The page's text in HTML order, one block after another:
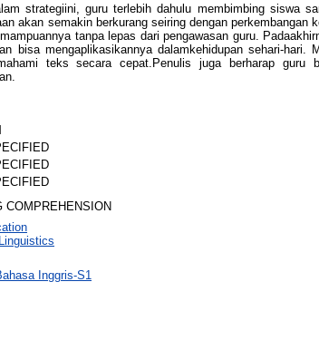
strategiini, guru terlebih dahulu membimbing siswa
akan semakin berkurang seiring dengan perkembangan
tanpa lepas dari pengawasan guru.
bisa mengaplikasikannya dalamkehidupan sehari-hari.
teks secara cepat.Penulis juga berharap guru
COMPREHENSION
Inggris-S1